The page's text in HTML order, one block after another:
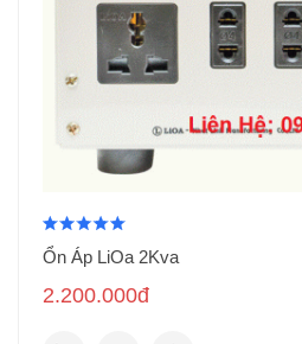
Ổn Áp LiOa 2Kva
2.200.000đ